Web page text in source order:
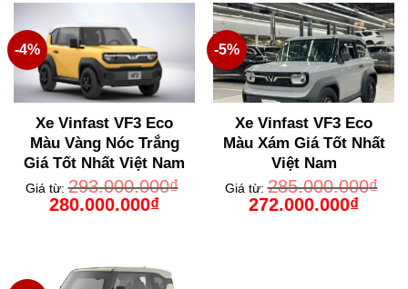
-4%
Xe Vinfast VF3 Eco
Màu Vàng Nóc Trắng
Giá Tốt Nhất Việt Nam
Giá từ:293.000.000₫
Giá
gốc
280.000.000₫Giá
hiện
-5%
Xe Vinfast VF3 Eco
Màu Xám Giá Tốt Nhất
Việt Nam
Giá từ:285.000.000₫
Giá
gốc
272.000.000₫Giá
hiện